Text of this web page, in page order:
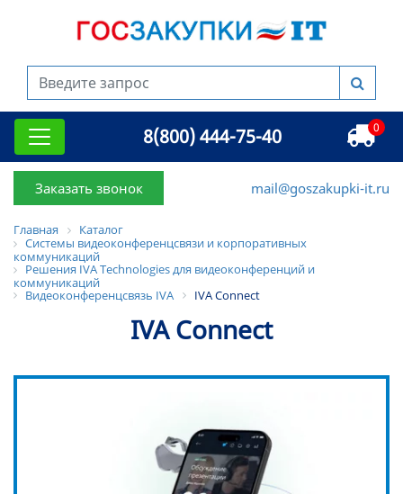
8(800) 444-75-40 0
Заказать звонок mail@goszakupki-it.ru
Главная
Каталог
Системы видеоконференцсвязи и корпоративных
коммуникаций
Решения IVA Technologies для видеоконференций и
коммуникаций
Видеоконференцсвязь IVA IVA Connect
IVA Connect